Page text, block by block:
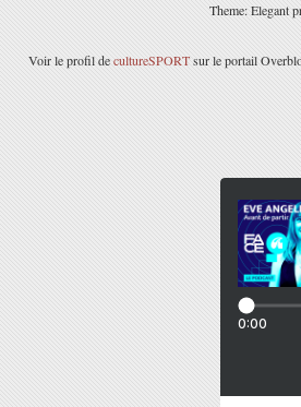
Theme: Elegant
Voir le profil decultureSPORTsur le portail
0:00